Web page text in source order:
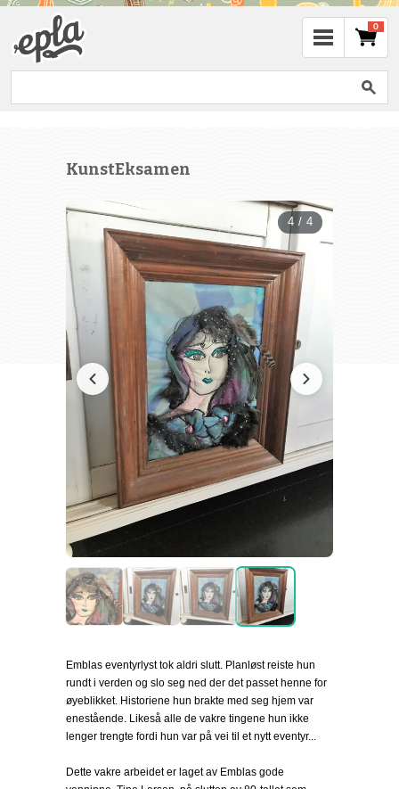
0
KunstEksamen
4 / 4
Emblas eventyrlyst tok aldri slutt. Planløst reiste hun
rundt i verden og slo seg ned der det passet henne for
øyeblikket. Historiene hun brakte med seg hjem var
enestående. Likeså alle de vakre tingene hun ikke
lenger trengte fordi hun var på vei til et nytt eventyr...
Dette vakre arbeidet er laget av Emblas gode